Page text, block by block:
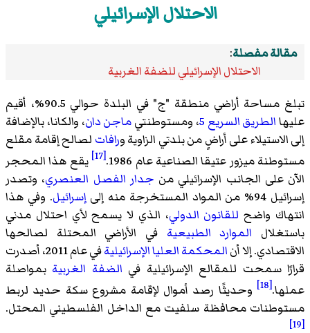
الاحتلال الإسرائيلي
مقالة مفصلة:
الاحتلال الإسرائيلي للضفة الغربية
تبلغ مساحة أراضي منطقة "ج" في البلدة حوالي 90.5%، أقيم
عليهاالطريق السريع 5 ، ومستوطنتيماجن دان، والكانا، بالإضافة
إلى الاستيلاء على أراضٍ من بلدتي الزاوية ورافات لصالح إقامة مقلع
مستوطنة ميزور عتيقا الصناعية عام 1986.
[17]
يقع هذا المحجر
الآن على الجانب الإسرائيلي من جدار الفصل العنصري، وتصدر
إسرائيل 94% من المواد المستخرجة منه إلى
إسرائيل. وفي هذا
انتهاك واضح للقانون الدولي، الذي لا يسمح لأي احتلال مدني
باستغلال الموارد الطبيعية في الأراضي المحتلة لصالحها
الاقتصادي. إلا أنالمحكمة العليا الإسرائيلية
في عام 2011، أصدرت
قرارًا سمحت للمقالع الإسرائيلية في الضفة الغربية بمواصلة
عملها.[18]
وحديثًا رصد أموال لإقامة مشروع سكة حديد لربط
مستوطنات محافظة سلفيت مع الداخل الفلسطيني المحتل.
[19]